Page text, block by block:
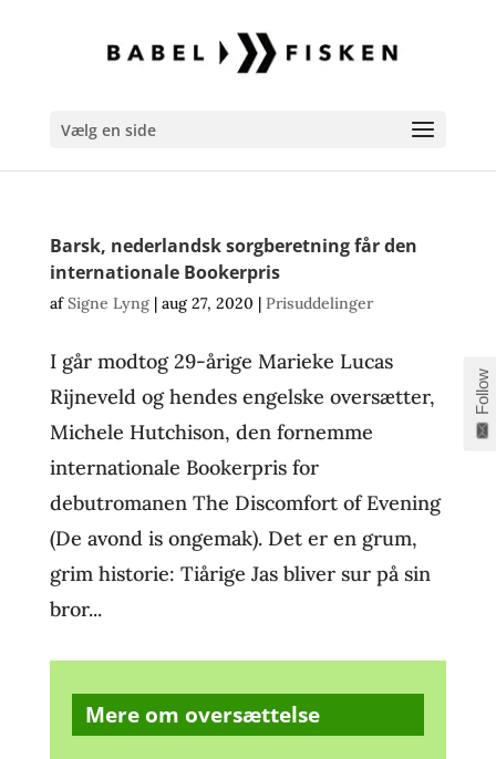
Vælg en side
Barsk, nederlandsk sorgberetning får den
internationale Bookerpris
afSigne Lyng| aug 27, 2020 | Prisuddelinger
I går modtog 29-årige Marieke Lucas
Rijneveld og hendes engelske oversætter,
Michele Hutchison, den fornemme
internationale Bookerpris for
debutromanen The Discomfort of Evening
(De avond is ongemak). Det er en grum,
grim historie: Tiårige Jas bliver sur på sin
bror...
Mere om oversættelse
Follow